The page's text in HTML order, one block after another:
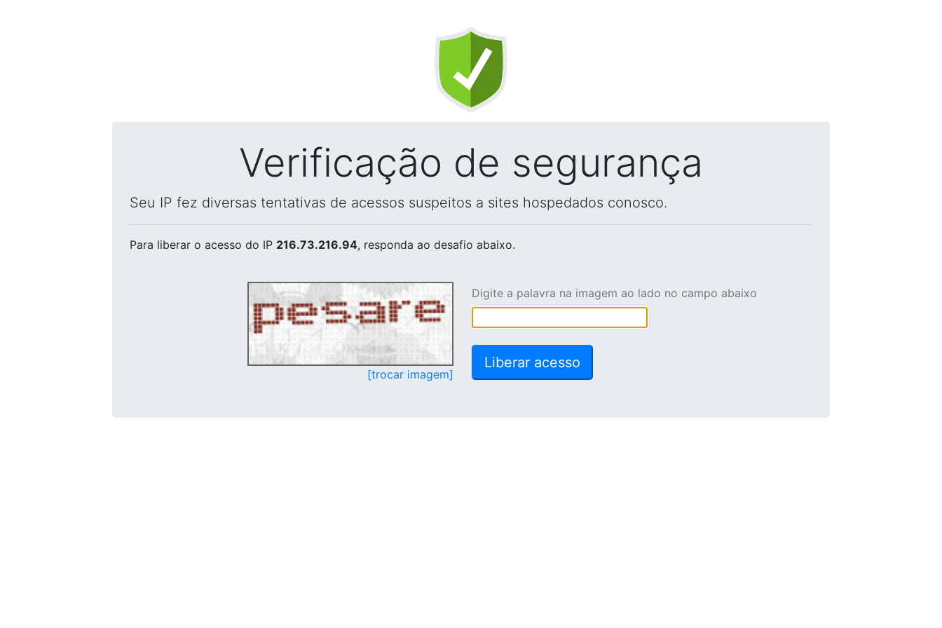
Verificação de segurança
Seu IP fez diversas tentativas de acessos suspeitos a sites hospedados conosco.
Para liberar o acesso do IP 216.73.216.94, responda ao desafio abaixo.
[trocar imagem]
Digite a palavra na imagem ao lado no campo abaixo